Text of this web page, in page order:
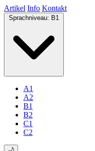
Artikel Info Kontakt
Sprachniveau: B1
A1
A2
B1
B2
C1
C2